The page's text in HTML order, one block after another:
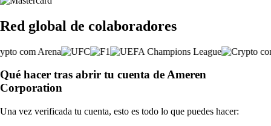
Red global de colaboradores
Qué hacer tras abrir tu cuenta de Ameren
Corporation
Una vez verificada tu cuenta, esto es todo lo que puedes hacer: